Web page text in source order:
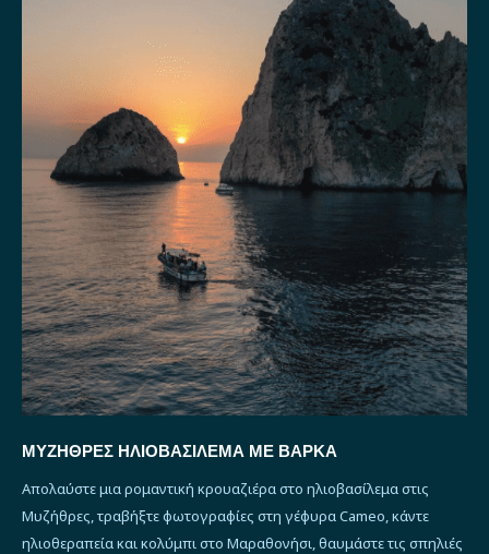
ΜΥΖΉΘΡΕΣ ΗΛΙΟΒΑΣΊΛΕΜΑ ΜΕ ΒΆΡΚΑ
Απολαύστε μια ρομαντική κρουαζιέρα στο ηλιοβασίλεμα στις
Μυζήθρες, τραβήξτε φωτογραφίες στη γέφυρα Cameo, κάντε
ηλιοθεραπεία και κολύμπι στο Μαραθονήσι, θαυμάστε τις σπηλιές